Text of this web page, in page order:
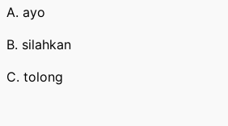
A. ayo
B. silahkan
C. tolong